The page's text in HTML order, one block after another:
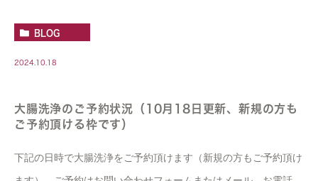
BLOG
2024.10.18
大腸洗浄のご予約状況（10月18日更新、新規の方も
ご予約頂ける枠です）
下記の日時で大腸洗浄をご予約頂けます（新規の方もご予約頂け